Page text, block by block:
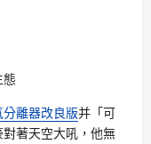
分離器改良版并「可
著天空大吼，他無